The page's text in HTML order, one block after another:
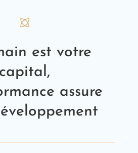
est votre
capital,
assure